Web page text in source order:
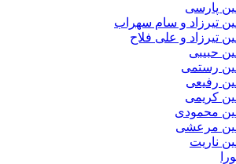
و سام سهراب
و علی فلاح